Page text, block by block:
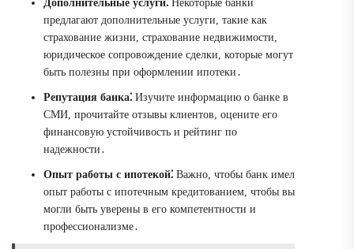
Дополнительные услуги⁚ Некоторые банки
предлагают дополнительные услуги, такие как
страхование жизни, страхование недвижимости,
юридическое сопровождение сделки, которые могут
быть полезны при оформлении ипотеки․
Репутация банка⁚ Изучите информацию о банке в
СМИ, прочитайте отзывы клиентов, оцените его
финансовую устойчивость и рейтинг по
надежности․
Опыт работы с ипотекой⁚ Важно, чтобы банк имел
опыт работы с ипотечным кредитованием, чтобы вы
могли быть уверены в его компетентности и
профессионализме․